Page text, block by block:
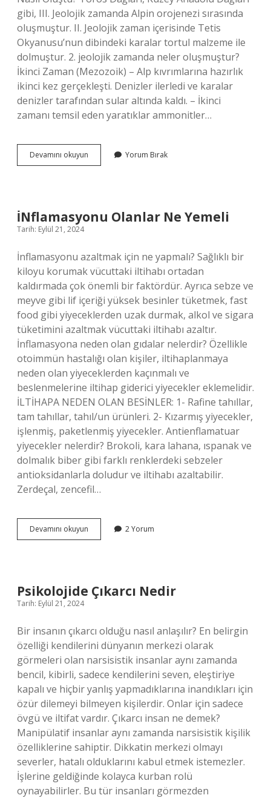
gibi, III. Jeolojik zamanda Alpin orojenezi sırasında
oluşmuştur. II. Jeolojik zaman içerisinde Tetis
Okyanusu’nun dibindeki karalar tortul malzeme ile
dolmuştur. 2. jeolojik zamanda neler oluşmuştur?
İkinci Zaman (Mezozoik) – Alp kıvrımlarına hazırlık
ikinci kez gerçekleşti. Denizler ilerledi ve karalar
denizler tarafından sular altında kaldı. – İkinci
zamanı temsil eden yaratıklar ammonitler…
Devamını okuyun
Jeolojik
Yorum Bırak
İNflamasyonu Olanlar Ne Yemeli
Tarih: Eylül 21, 2024
İnflamasyonu azaltmak için ne yapmalı? Sağlıklı bir
kiloyu korumak vücuttaki iltihabı ortadan
kaldırmada çok önemli bir faktördür. Ayrıca sebze ve
meyve gibi lif içeriği yüksek besinler tüketmek, fast
food gibi yiyeceklerden uzak durmak, alkol ve sigara
tüketimini azaltmak vücuttaki iltihabı azaltır.
İnflamasyona neden olan gıdalar nelerdir? Özellikle
otoimmün hastalığı olan kişiler, iltihaplanmaya
neden olan yiyeceklerden kaçınmalı ve
beslenmelerine iltihap giderici yiyecekler eklemelidir.
İLTİHAPA NEDEN OLAN BESİNLER: 1- Rafine tahıllar,
tam tahıllar, tahıl/un ürünleri. 2- Kızarmış yiyecekler,
işlenmiş, paketlenmiş yiyecekler. Antienflamatuar
yiyecekler nelerdir? Brokoli, kara lahana, ıspanak ve
dolmalık biber gibi farklı renklerdeki sebzeler
antioksidanlarla doludur ve iltihabı azaltabilir.
Zerdeçal, zencefil…
Devamını okuyun İNflamasyonu
Olanlar
2 Yorum
Psikolojide Çıkarcı Nedir
Tarih: Eylül 21, 2024
Bir insanın çıkarcı olduğu nasıl anlaşılır? En belirgin
özelliği kendilerini dünyanın merkezi olarak
görmeleri olan narsisistik insanlar aynı zamanda
bencil, kibirli, sadece kendilerini seven, eleştiriye
kapalı ve hiçbir yanlış yapmadıklarına inandıkları için
özür dilemeyi bilmeyen kişilerdir. Onlar için sadece
övgü ve iltifat vardır. Çıkarcı insan ne demek?
Manipülatif insanlar aynı zamanda narsisistik kişilik
özelliklerine sahiptir. Dikkatin merkezi olmayı
severler, hatalı olduklarını kabul etmek istemezler.
İşlerine geldiğinde kolayca kurban rolü
oynayabilirler. Bu tür insanları görmezden